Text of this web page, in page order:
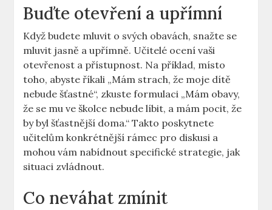
Buďte otevření a upřímní
Když budete mluvit o svých obavách, snažte se
mluvit jasně a upřímně. Učitelé ocení vaši
otevřenost a přístupnost. Na příklad, místo
toho, abyste říkali „Mám strach, že moje dítě
nebude šťastné“, zkuste formulaci „Mám obavy,
že se mu ve školce nebude líbit, a mám pocit, že
by byl šťastnější doma.“ Takto poskytnete
učitelům konkrétnější rámec pro diskusi a
mohou vám nabídnout specifické strategie, jak
situaci zvládnout.
Co neváhat zmínit